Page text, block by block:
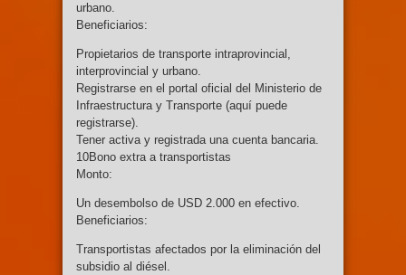
urbano.
Beneficiarios:
Propietarios de transporte intraprovincial,
interprovincial y urbano.
Registrarse en el portal oficial del Ministerio de
Infraestructura y Transporte (aquí puede
registrarse).
Tener activa y registrada una cuenta bancaria.
10Bono extra a transportistas
Monto:
Un desembolso de USD 2.000 en efectivo.
Beneficiarios:
Transportistas afectados por la eliminación del
subsidio al diésel.